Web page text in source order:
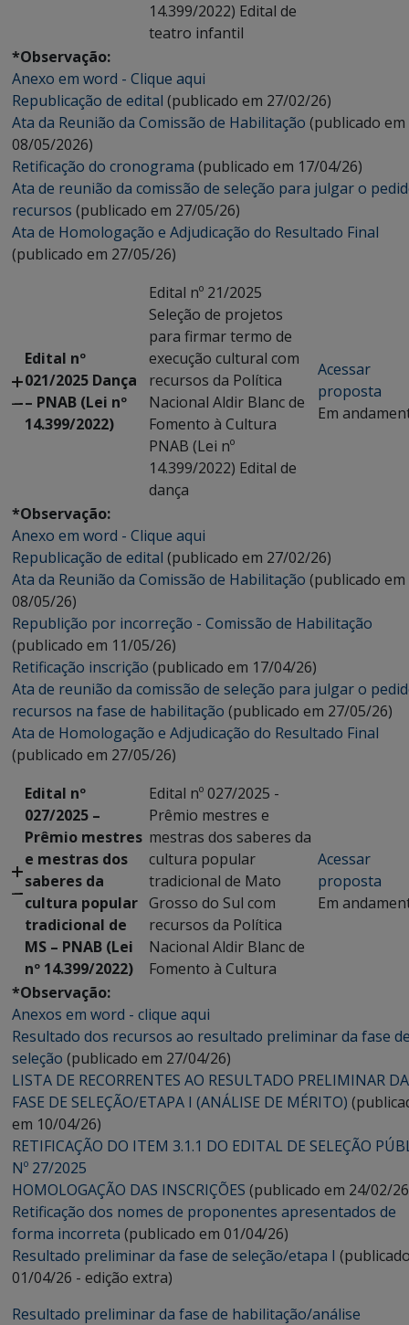
14.399/2022) Edital de
teatro infantil
*Observação:
Anexo em word - Clique aqui
Republicação de edital (publicado em 27/02/26)
Ata da Reunião da Comissão de Habilitação (publicado em
08/05/2026)
Retificação do cronograma (publicado em 17/04/26)
Ata de reunião da comissão de seleção para julgar o
recursos (publicado em 27/05/26)
Ata de Homologação e Adjudicação do Resultado Final
(publicado em 27/05/26)
Edital nº
021/2025 Dança
– PNAB (Lei nº
14.399/2022)
Edital nº 21/2025
Seleção de projetos
para firmar termo de
execução cultural com
recursos da Política
Nacional Aldir Blanc de
Fomento à Cultura
PNAB (Lei nº
14.399/2022) Edital de
dança
Acessar
proposta
Em
*Observação:
Anexo em word - Clique aqui
Republicação de edital (publicado em 27/02/26)
Ata da Reunião da Comissão de Habilitação (publicado em
08/05/26)
Republição por incorreção - Comissão de Habilitação
(publicado em 11/05/26)
Retificação inscrição (publicado em 17/04/26)
Ata de reunião da comissão de seleção para julgar o
recursos na fase de habilitação (publicado em 27/05/26)
Ata de Homologação e Adjudicação do Resultado Final
(publicado em 27/05/26)
Edital nº
027/2025 –
Prêmio mestres
e mestras dos
saberes da
cultura popular
tradicional de
MS – PNAB (Lei
nº 14.399/2022)
Edital nº 027/2025 -
Prêmio mestres e
mestras dos saberes da
cultura popular
tradicional de Mato
Grosso do Sul com
recursos da Política
Nacional Aldir Blanc de
Fomento à Cultura
Acessar
proposta
Em
*Observação:
Anexos em word - clique aqui
Resultado dos recursos ao resultado preliminar da fase
seleção (publicado em 27/04/26)
LISTA DE RECORRENTES AO RESULTADO PRELIMINAR DA
FASE DE SELEÇÃO/ETAPA I (ANÁLISE DE MÉRITO)
em 10/04/26)
RETIFICAÇÃO DO ITEM 3.1.1 DO EDITAL DE SELEÇÃO
Nº 27/2025
HOMOLOGAÇÃO DAS INSCRIÇÕES (publicado em 24/02/
Retificação dos nomes de proponentes apresentados de
forma incorreta (publicado em 01/04/26)
Resultado preliminar da fase de seleção/etapa I
01/04/26 - edição extra)
Resultado preliminar da fase de habilitação/análise